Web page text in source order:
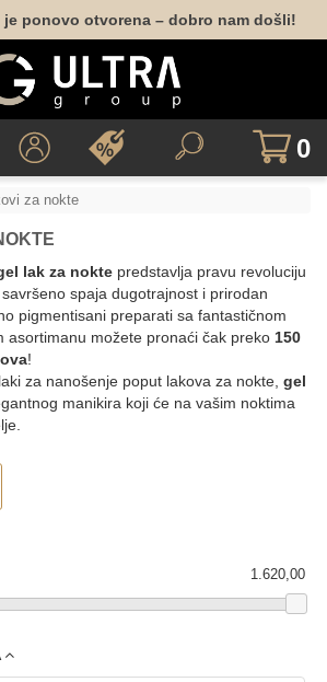
je ponovo otvorena – dobro nam došli!
0
za nokte
lak za nokte predstavlja pravu revoluciju
spaja dugotrajnost i prirodan
pigmentisani preparati sa fantastičnom
asortimanu možete pronaći čak preko 150
!
za nanošenje poput lakova za nokte, gel
manikira koji će na vašim noktima
1.620,00